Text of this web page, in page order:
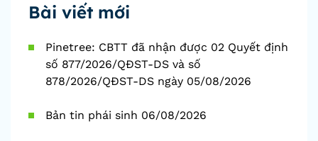
Bài viết mới
Pinetree: CBTT đã nhận được 02 Quyết định
số 877/2026/QĐST-DS và số
878/2026/QĐST-DS ngày 05/08/2026
Bản tin phái sinh 06/08/2026